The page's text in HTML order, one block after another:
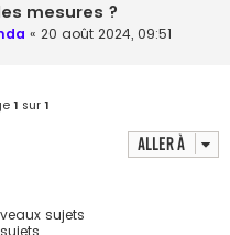
mesures ?
« 20 août 2024, 09:51
1 sur1
Aller à
sujets